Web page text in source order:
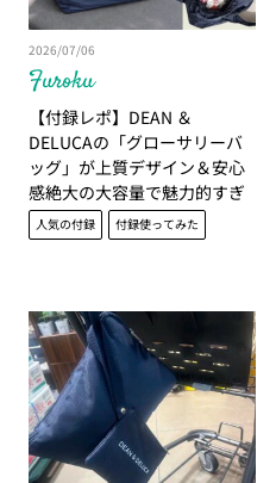
Furoku
2026/07/06
【付録レポ】DEAN ＆
DELUCAの「グローサリーバ
ッグ」が上質デザイン＆安心
感絶大の大容量で魅力的すぎ
る｜かがやき隊 大西千賀子
人気の付録 付録使ってみた